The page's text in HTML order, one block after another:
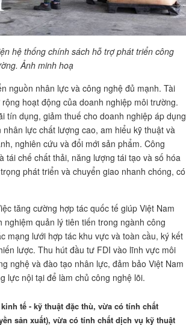
hệ thống chính sách hỗ trợ phát triển công
Ảnh minh hoạ
nguồn nhân lực và công nghệ đủ mạnh. Tài
hoạt động của doanh nghiệp môi trường.
tín dụng, giảm thuế cho doanh nghiệp áp dụng
lực chất lượng cao, am hiểu kỹ thuật và
nghiên cứu và đổi mới sản phẩm. Công
tái chế chất thải, năng lượng tái tạo và số hóa
phát triển và chuyển giao nhanh chóng, có
tăng cường hợp tác quốc tế giúp Việt Nam
nghiệm quản lý tiên tiến trong ngành công
mạng lưới hợp tác khu vực và toàn cầu, ký kết
lược. Thu hút đầu tư FDI vào lĩnh vực môi
nghệ và đào tạo nhân lực, đảm bảo Việt Nam
lực nội tại để làm chủ công nghệ lõi.
tế - kỹ thuật đặc thù, vừa có tính chất
sản xuất), vừa có tính chất dịch vụ kỹ thuật